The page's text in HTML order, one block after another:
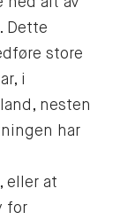
Dette
store
i
nesten
har
eller at
for